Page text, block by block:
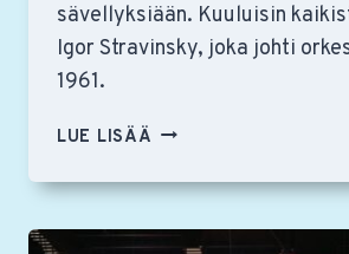
sävellyksiään. Kuuluisin
Igor Stravinsky, joka johti
1961.
LUE LISÄÄ RSO
VUOTTA
STRAVINSKY